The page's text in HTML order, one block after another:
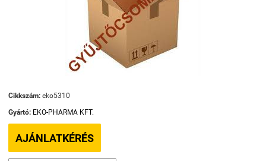
Cikkszám: eko5310
Gyártó: EKO-PHARMA KFT.
AJÁNLATKÉRÉS